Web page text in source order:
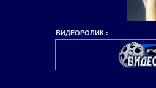
ВИДЕОРОЛИК :